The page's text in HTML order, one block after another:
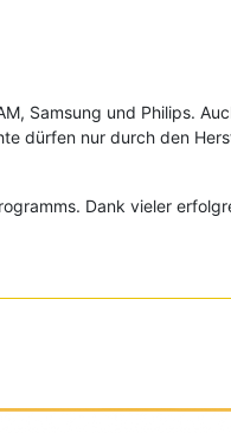
Samsung und Philips.
dürfen nur durch den
Dank vieler